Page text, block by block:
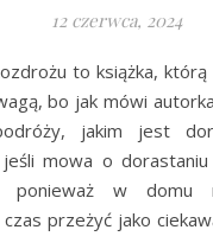
12 czerwca, 2024
bo jak mówi
jakim jest
jeśli mowa o
ponieważ w domu
czas przeżyć jako